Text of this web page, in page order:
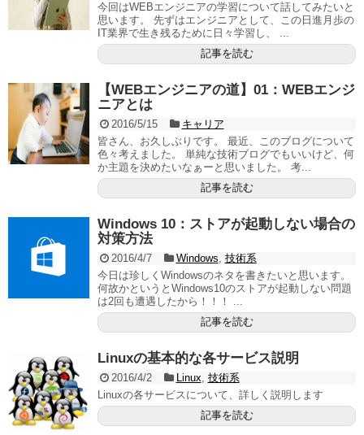
今回はWEBエンジニアの学習について話してみたいと
思います。 先ずはエンジニアとして、この日進月歩の
IT業界で生き残るために日々学習し、 ...
記事を読む
【WEBエンジニアの道】01：WEBエンジ
ニアとは
2016/5/15
キャリア
皆さん、お久しぶりです。 最近、このブログについて
色々考えました。 単純な技術ブログでもいいけど、何
か主題を決めたいなぁーと思いました。 考...
記事を読む
Windows 10：ストアが起動しない場合の
対策方法
2016/4/7 Windows, 技術系
今日は珍しくWindowsのネタを書きたいと思います。
何故かというとWindows10のストアが起動しない問題
は2回も遭遇したから！！！ ...
記事を読む
Linuxの基本的な各サービス説明
2016/4/2 Linux, 技術系
Linuxの各サービスについて、詳しく説明します
記事を読む